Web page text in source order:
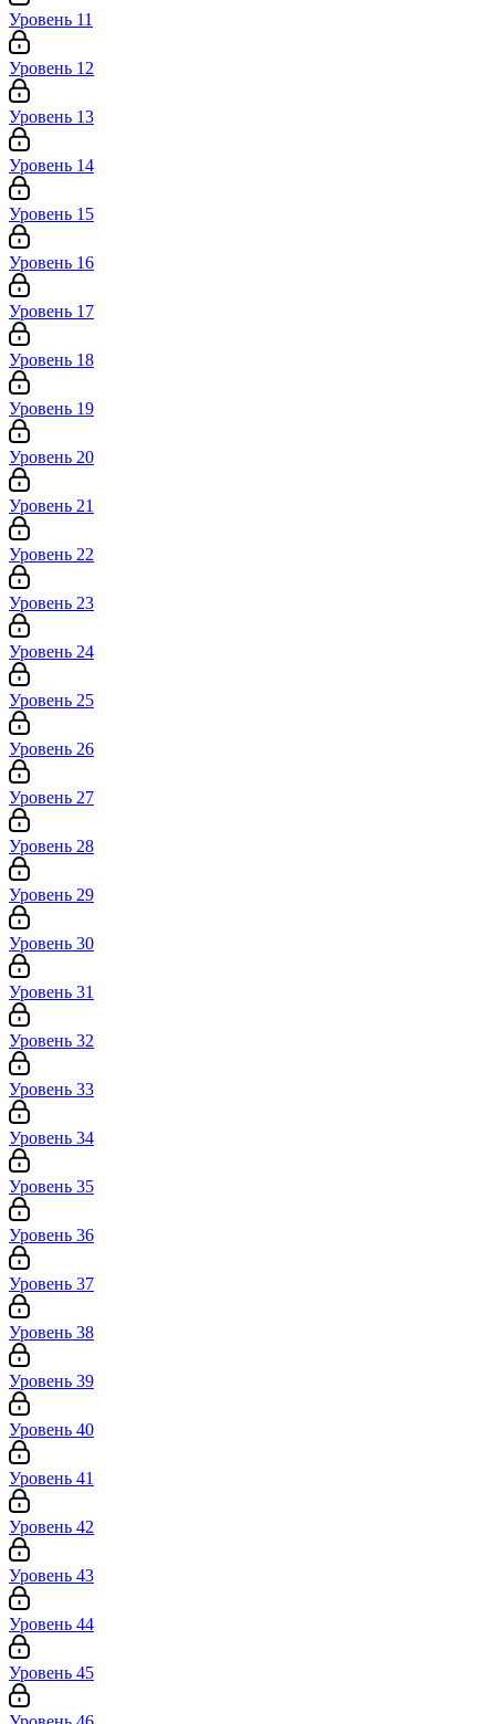
Уровень 11
Уровень 12
Уровень 13
Уровень 14
Уровень 15
Уровень 16
Уровень 17
Уровень 18
Уровень 19
Уровень 20
Уровень 21
Уровень 22
Уровень 23
Уровень 24
Уровень 25
Уровень 26
Уровень 27
Уровень 28
Уровень 29
Уровень 30
Уровень 31
Уровень 32
Уровень 33
Уровень 34
Уровень 35
Уровень 36
Уровень 37
Уровень 38
Уровень 39
Уровень 40
Уровень 41
Уровень 42
Уровень 43
Уровень 44
Уровень 45